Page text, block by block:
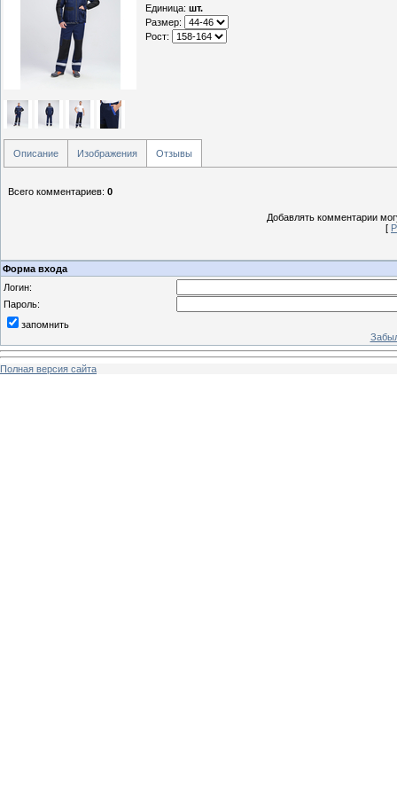
Единица: шт.
Размер:
Рост:
Описание Изображения Отзывы
Всего комментариев: 0
Добавлять комментарии
[
Форма входа
Логин:
Пароль:
запомнить
Полная версия сайта